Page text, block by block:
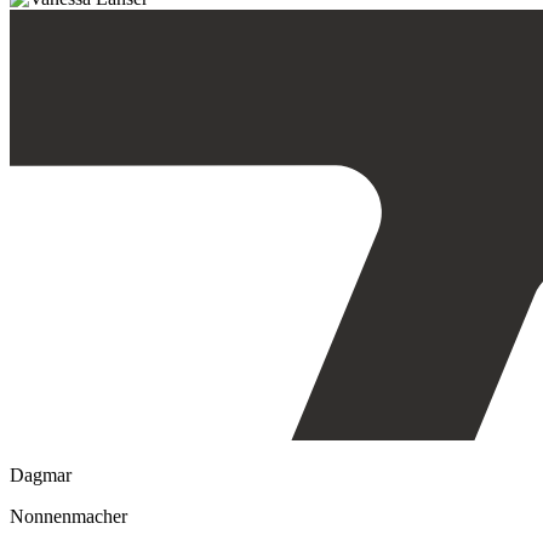
Dagmar
Nonnenmacher